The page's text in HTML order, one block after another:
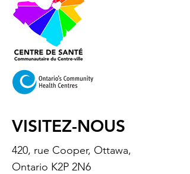
VISITEZ-NOUS
420, rue Cooper, Ottawa,
Ontario K2P 2N6